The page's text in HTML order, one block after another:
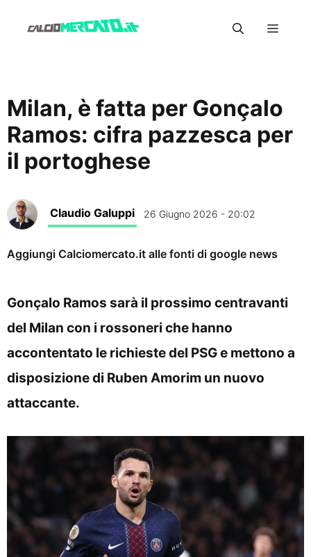
Menu
Milan, è fatta per Gonçalo
Ramos: cifra pazzesca per
il portoghese
Claudio Galuppi 26 Giugno 2026 - 20:02
Aggiungi Calciomercato.it alle fonti di google news
Gonçalo Ramos sarà il prossimo centravanti
del Milan con i rossoneri che hanno
accontentato le richieste del PSG e mettono a
disposizione di Ruben Amorim un nuovo
attaccante.